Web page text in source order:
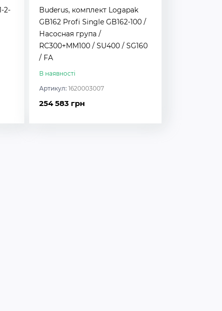
2-
Buderus, комплект Logapak
GB162 Profi Single GB162-100 /
Насосная група /
RC300+MM100 / SU400 / SG160
/ FA
В наявності
Артикул: 1620003007
254 583 грн